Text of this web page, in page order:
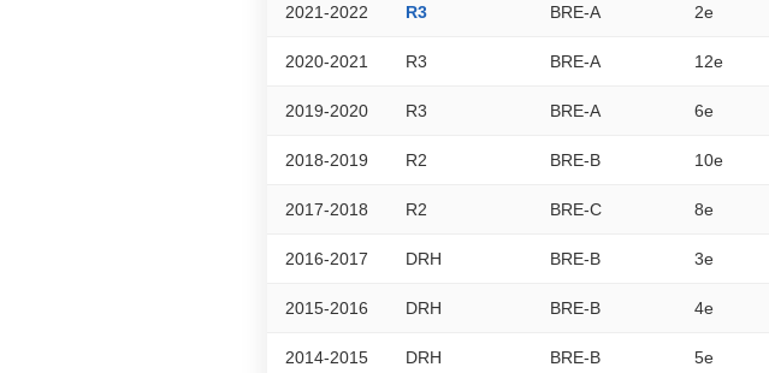
2021-2022 R3 BRE-A 2e
2020-2021 R3 BRE-A 12e
2019-2020 R3 BRE-A 6e
2018-2019 R2 BRE-B 10e
2017-2018 R2 BRE-C 8e
2016-2017 DRH BRE-B 3e
2015-2016 DRH BRE-B 4e
2014-2015 DRH BRE-B 5e